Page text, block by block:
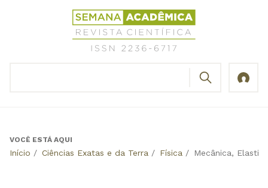
Revista
Científica
Semana
Back
VOCÊ ESTÁ AQUI
Início / Ciências Exatas e da Terra / Física / Mecânica,